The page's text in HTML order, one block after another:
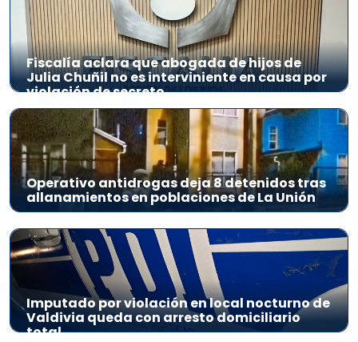
Fiscalía aclara que abogada de hijos de
Julia Chuñil no es interviniente en causa por
violación de secreto
Operativo antidrogas deja 8 detenidos tras
allanamientos en poblaciones de La Unión
Imputado por violación en local nocturno de
Valdivia queda con arresto domiciliario
total